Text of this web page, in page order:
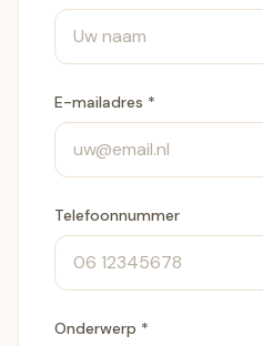
E-mailadres *
Telefoonnummer
Onderwerp *